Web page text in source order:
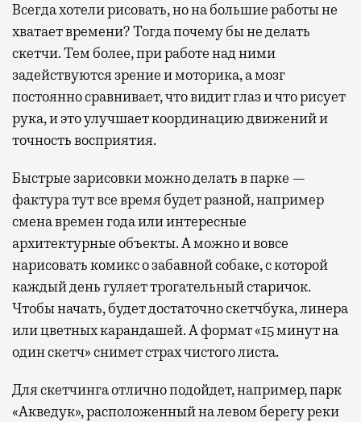
Всегда хотели рисовать, но на большие работы не
хватает времени? Тогда почему бы не делать
скетчи. Тем более, при работе над ними
задействуются зрение и моторика, а мозг
постоянно сравнивает, что видит глаз и что рисует
рука, и это улучшает координацию движений и
точность восприятия.
Быстрые зарисовки можно делать в парке —
фактура тут все время будет разной, например
смена времен года или интересные
архитектурные объекты. А можно и вовсе
нарисовать комикс о забавной собаке, с которой
каждый день гуляет трогательный старичок.
Чтобы начать, будет достаточно скетчбука, линера
или цветных карандашей. А формат «15 минут на
один скетч» снимет страх чистого листа.
Для скетчинга отлично подойдет, например, парк
«Акведук», расположенный на левом берегу реки